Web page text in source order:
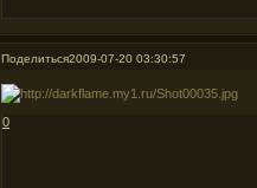
Поделиться2009-07-20 03:30:57
0